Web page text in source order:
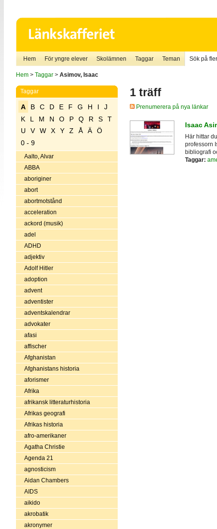
Hem För yngre elever Skolämnen Taggar Teman Sök på
Hem> Taggar> Asimov, Isaac
Taggar
A B C D E F G H I
J
K
L M N O P Q R S
T
U
V W X Y Z Å Ä
Ö
0 - 9
Aalto, Alvar
ABBA
aboriginer
abort
abortmotstånd
acceleration
ackord (musik)
adel
ADHD
adjektiv
Adolf Hitler
adoption
advent
adventister
adventskalendrar
advokater
afasi
affischer
Afghanistan
Afghanistans historia
aforismer
Afrika
afrikansk litteraturhistoria
Afrikas geografi
Afrikas historia
afro-amerikaner
Agatha Christie
Agenda 21
agnosticism
Aidan Chambers
AIDS
aikido
akrobatik
akronymer
1 träff
Prenumerera på nya länkar
Isaac
Här hittar
professorn
bibliografi
Taggar: